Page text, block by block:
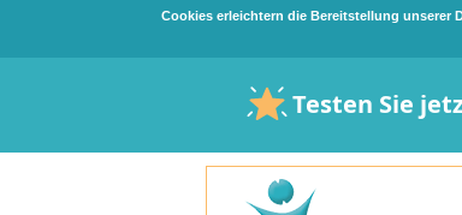
Cookies erleichtern die Bereitstellung unserer
Testen Sie